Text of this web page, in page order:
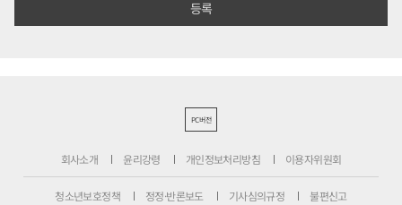
PC버전
회사소개 윤리강령 개인정보처리방침 이용자위원회
청소년보호정책 정정·반론보도 기사심의규정 불편신고